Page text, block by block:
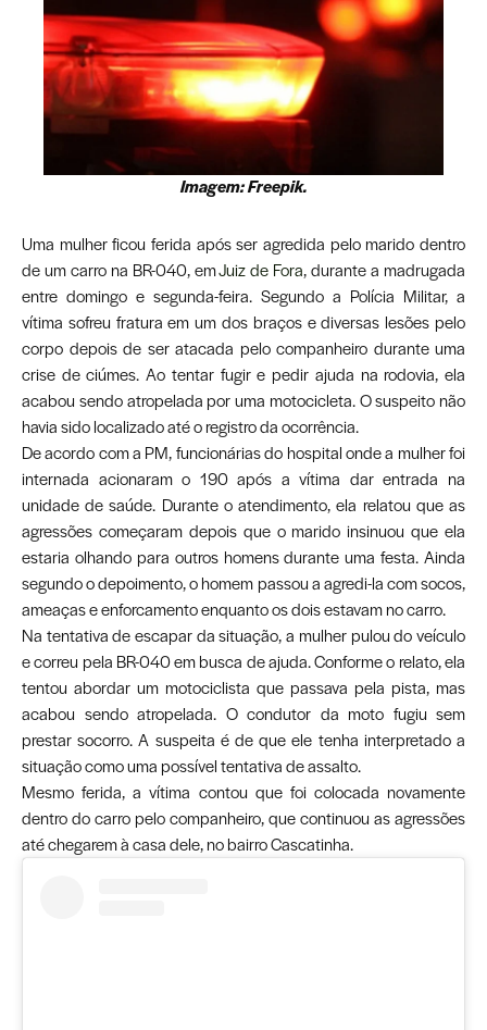
Imagem: Freepik.
Uma mulher ficou ferida após ser agredida pelo marido dentro
de um carro na BR-040, emJuiz de Fora, durante a madrugada
entre domingo e segunda-feira. Segundo a Polícia Militar, a
vítima sofreu fratura em um dos braços e diversas lesões pelo
corpo depois de ser atacada pelo companheiro durante uma
crise de ciúmes. Ao tentar fugir e pedir ajuda na rodovia, ela
acabou sendo atropelada por uma motocicleta. O suspeito não
havia sido localizado até o registro da ocorrência.
De acordo com a PM, funcionárias do hospital onde a mulher foi
internada acionaram o 190 após a vítima dar entrada na
unidade de saúde. Durante o atendimento, ela relatou que as
agressões começaram depois que o marido insinuou que ela
estaria olhando para outros homens durante uma festa. Ainda
segundo o depoimento, o homem passou a agredi-la com socos,
ameaças e enforcamento enquanto os dois estavam no carro.
Na tentativa de escapar da situação, a mulher pulou do veículo
e correu pela BR-040 em busca de ajuda. Conforme o relato, ela
tentou abordar um motociclista que passava pela pista, mas
acabou sendo atropelada. O condutor da moto fugiu sem
prestar socorro. A suspeita é de que ele tenha interpretado a
situação como uma possível tentativa de assalto.
Mesmo ferida, a vítima contou que foi colocada novamente
dentro do carro pelo companheiro, que continuou as agressões
até chegarem à casa dele, no bairro Cascatinha.